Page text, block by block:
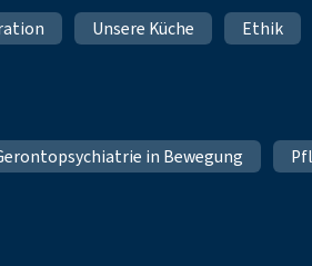
Unsere Küche Ethik
in Bewegung